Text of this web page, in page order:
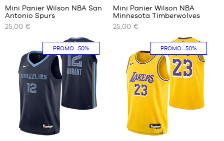
48
48.5
NOS
TAILLES
Taille
unique
Mini Panier Wilson NBA San
Antonio Spurs
25,00 €
NOS
TAILLES
Taille
unique
Mini Panier Wilson NBA
Minnesota Timberwolves
25,00 €
PROMO-50%
85
PROMO -50%
194